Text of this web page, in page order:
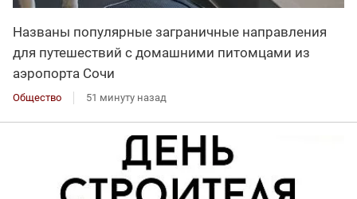
Названы популярные заграничные направления
для путешествий с домашними питомцами из
аэропорта Сочи
Общество 51 минуту назад